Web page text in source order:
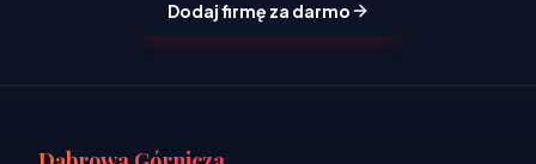
Dodaj firmę za darmo